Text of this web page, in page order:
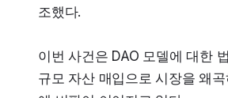
조했다.
이번 사건은 DAO 모델에 대한
규모 자산 매입으로 시장을 왜